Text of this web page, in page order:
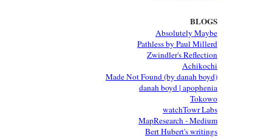
BLOGS
Absolutely Maybe
Pathless by Paul Millerd
Zwindler's Reflection
Achikochi
Made Not Found (by danah boyd)
danah boyd | apophenia
Tokowo
watchTowr Labs
MapResearch - Medium
Bert Hubert's writings